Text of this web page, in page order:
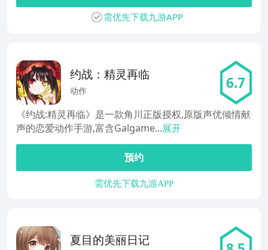
需优先下载九游APP
约战：精灵再临
动作 6.7
《约战:精灵再临》是一款角川正版授权,原版声优倾情献
声的恋爱动作手游,富含Galgame...展开
预约
需优先下载九游APP
夏目的美丽日记